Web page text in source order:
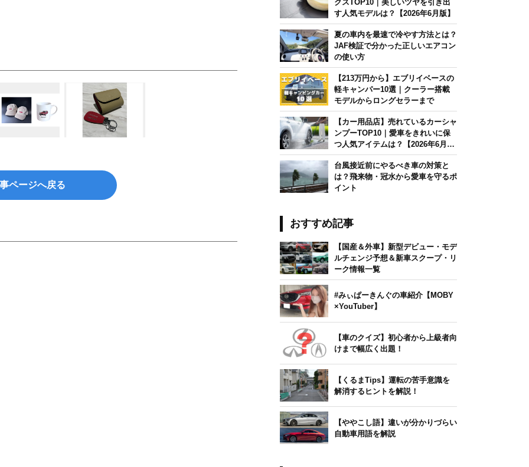
ページへ戻る
クスTOP10｜美しいツヤを引き出
す人気モデルは？【2026年6月版】
夏の車内を最速で冷やす方法とは？
JAF検証で分かった正しいエアコン
の使い方
【213万円から】エブリイベースの
軽キャンパー10選｜クーラー搭載
モデルからロングセラーまで
【カー用品店】売れているカーシャ
ンプーTOP10｜愛車をきれいに保
つ人気アイテムは？【2026年6月
版】
台風接近前にやるべき車の対策と
は？飛来物・冠水から愛車を守るポ
イント
おすすめ記事
【国産＆外車】新型デビュー・モデ
ルチェンジ予想＆新車スクープ・リ
ーク情報一覧
#みぃぱーきんぐの車紹介【MOBY
×YouTuber】
【車のクイズ】初心者から上級者向
けまで幅広く出題！
【くるまTips】運転の苦手意識を
解消するヒントを解説！
【ややこし語】違いが分かりづらい
自動車用語を解説